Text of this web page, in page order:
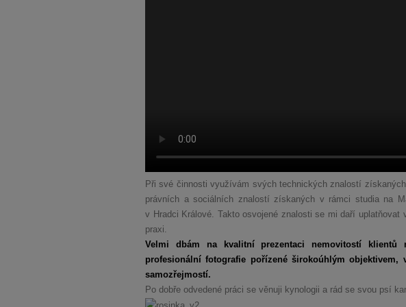
Při své činnosti využívám svých technických znalostí
právních a sociálních znalostí získaných v rámci studia na
v Hradci Králové. Takto osvojené znalosti se mi daří
praxi.
Velmi dbám na kvalitní prezentaci nemovitostí
profesionální fotografie pořízené širokoúhlým
samozřejmostí.
Po dobře odvedené práci se věnuji kynologii a rád se svou psí